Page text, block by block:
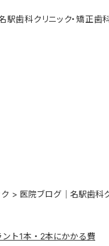
> 医院ブログ｜名駅歯科
ト1本・2本にかかる費